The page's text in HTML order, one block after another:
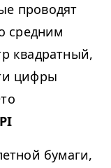
проводят
средним
квадратный,
цифры
бумаги,